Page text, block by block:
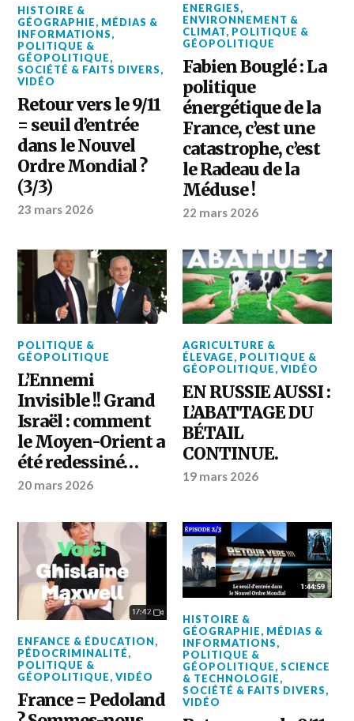
HISTOIRE &
GÉOGRAPHIE, MÉDIAS &
INFORMATIONS,
POLITIQUE &
GÉOPOLITIQUE,
SOCIÉTÉ & FAITS DIVERS,
VIDÉO
Retour vers le 9/11
= seuil d’entrée
dans le Nouvel
Ordre Mondial ?
(3/3)
23 mars 2026
ENERGIES,
ENVIRONNEMENT &
CLIMAT, POLITIQUE &
GÉOPOLITIQUE
Fabien Bouglé : La
politique
énergétique de la
France, c’est une
catastrophe, c’est
le Radeau de la
Méduse !
22 mars 2026
POLITIQUE &
GÉOPOLITIQUE
L’Ennemi
Invisible !! Grand
Israël : comment
le Moyen-Orient a
été redessiné…
20 mars 2026
AGRICULTURE &
ÉLEVAGE, POLITIQUE &
GÉOPOLITIQUE,VIDÉO
EN RUSSIE AUSSI :
L’ABATTAGE DU
BÉTAIL
CONTINUE.
19 mars 2026
ENFANCE & ÉDUCATION,
PÉDOCRIMINALITÉ,
POLITIQUE &
GÉOPOLITIQUE,VIDÉO
France = Pedoland
HISTOIRE &
GÉOGRAPHIE, MÉDIAS &
INFORMATIONS,
POLITIQUE &
GÉOPOLITIQUE,SCIENCE
& TECHNOLOGIE,
SOCIÉTÉ & FAITS DIVERS,
VIDÉO